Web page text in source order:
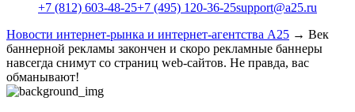
+7 (812) 603-48-25+7 (495) 120-36-25support@a25.ru
Новости интернет-рынка и интернет-агентства А25 → Век
баннерной рекламы закончен и скоро рекламные баннеры
навсегда снимут со страниц web-сайтов. Не правда, вас
обманывают!